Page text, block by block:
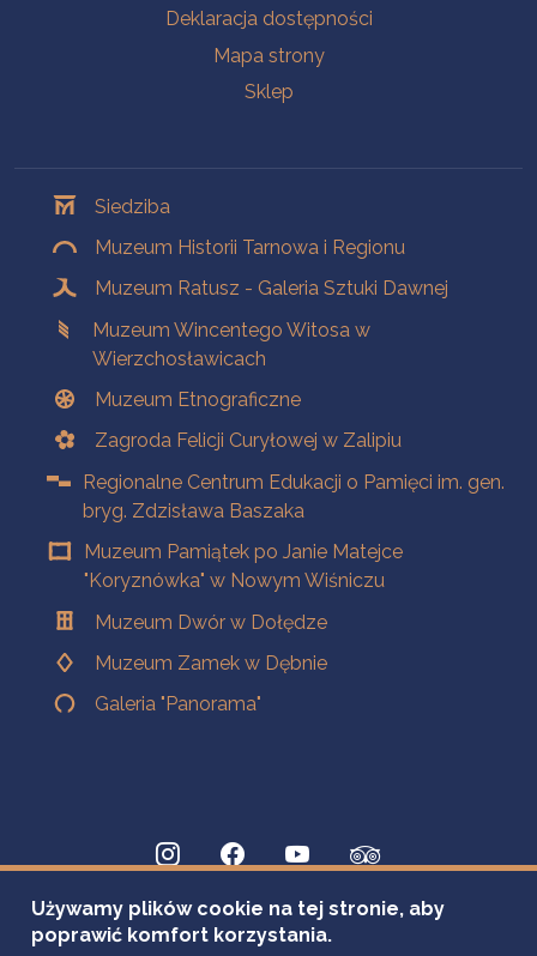
Deklaracja dostępności
Mapa strony
Sklep
Siedziba
Muzeum Historii Tarnowa i Regionu
Muzeum Ratusz - Galeria Sztuki Dawnej
Muzeum Wincentego Witosa w
Wierzchosławicach
Muzeum Etnograficzne
Zagroda Felicji Curyłowej w Zalipiu
Regionalne Centrum Edukacji o Pamięci im. gen.
bryg. Zdzisława Baszaka
Muzeum Pamiątek po Janie Matejce
"Koryznówka" w Nowym Wiśniczu
Muzeum Dwór w Dołędze
Muzeum Zamek w Dębnie
Galeria "Panorama"
Używamy plików cookie na tej stronie, aby
poprawić komfort korzystania.